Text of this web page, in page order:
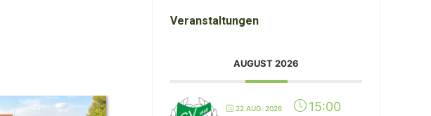
Veranstaltungen
AUGUST 2026
22 AUG. 2026 15:00